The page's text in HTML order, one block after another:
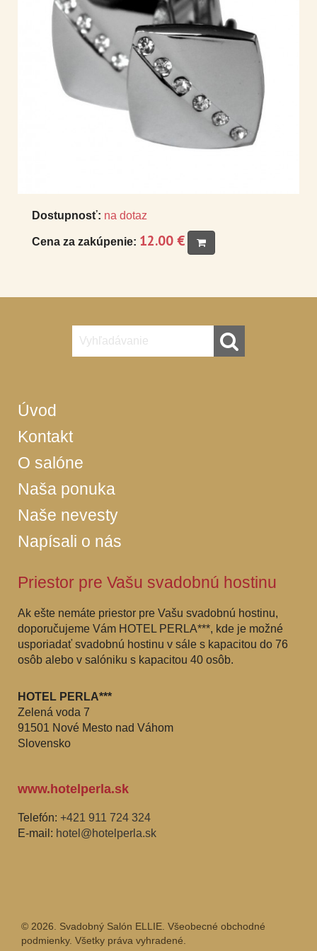
Dostupnosť: na dotaz
Cena za zakúpenie: 12.00 €
Úvod
Kontakt
O salóne
Naša ponuka
Naše nevesty
Napísali o nás
Priestor pre Vašu svadobnú hostinu
Ak ešte nemáte priestor pre Vašu svadobnú hostinu,
doporučujeme Vám HOTEL PERLA***, kde je možné
usporiadať svadobnú hostinu v sále s kapacitou do 76
osôb alebo v salóniku s kapacitou 40 osôb.
HOTEL PERLA***
Zelená voda 7
91501 Nové Mesto nad Váhom
Slovensko
www.hotelperla.sk
Telefón: +421 911 724 324
E-mail: hotel@hotelperla.sk
© 2026. Svadobný Salón ELLIE. Všeobecné obchodné
podmienky. Všetky práva vyhradené.